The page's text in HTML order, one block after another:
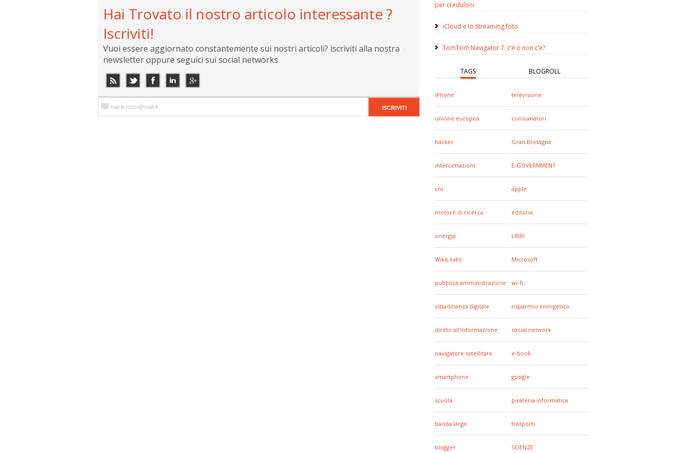
per creduloni
iCloud e lo Streaming foto
TomTom Navigator 7: c’è o non c’è?
TAGS BLOGROLL
iPhone televisione
unione europea consumatori
hacker Gran Bretagna
intercettazioni E-GOVERNMENT
cnr apple
motore di ricerca editoria
energia LIBRI
WikiLeaks Microsoft
pubblica amministrazione wi-fi
cittadinanza digitale risparmio energetico
diritto all'informazione social network
navigatore satellitare e-book
smartphone google
scuola pirateria informatica
banda larga trasporti
blogger SCIENZE
Hai Trovato il nostro articolo interessante ?
Iscriviti!
Vuoi essere aggiornato constantemente sui nostri articoli? iscriviti alla nostra
newsletter oppure seguici sui social networks